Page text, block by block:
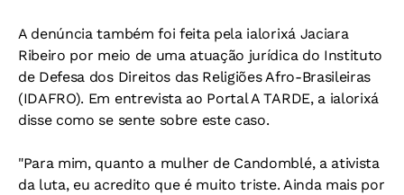
A denúncia também foi feita pela ialorixá Jaciara
Ribeiro por meio de uma atuação jurídica do Instituto
de Defesa dos Direitos das Religiões Afro-Brasileiras
(IDAFRO). Em entrevista ao Portal A TARDE, a ialorixá
disse como se sente sobre este caso.
"Para mim, quanto a mulher de Candomblé, a ativista
da luta, eu acredito que é muito triste. Ainda mais por